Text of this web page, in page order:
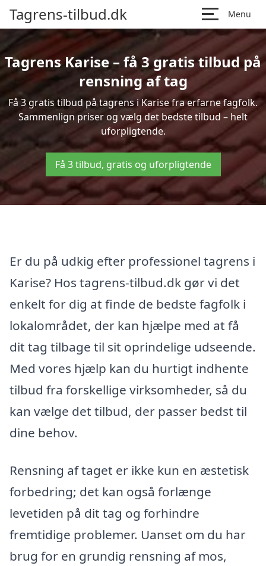
Tagrens-tilbud.dk Menu
Tagrens Karise – få 3 gratis tilbud på
rensning af tag
Få 3 gratis tilbud på tagrens i Karise fra erfarne fagfolk.
Sammenlign priser og vælg det bedste tilbud – helt
uforpligtende.
Få 3 tilbud, gratis og uforpligtende
Er du på udkig efter professionel tagrens i
Karise? Hos tagrens-tilbud.dk gør vi det
enkelt for dig at finde de bedste fagfolk i
lokalområdet, der kan hjælpe med at få
dit tag tilbage til sit oprindelige udseende.
Med vores hjælp kan du hurtigt indhente
tilbud fra forskellige virksomheder, så du
kan vælge det tilbud, der passer bedst til
dine behov.
Rensning af taget er ikke kun en æstetisk
forbedring; det kan også forlænge
levetiden på dit tag og forhindre
fremtidige problemer. Uanset om du har
brug for en grundig rensning af mos,